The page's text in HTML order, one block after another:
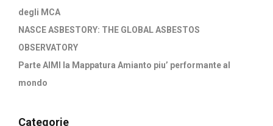
degli MCA
NASCE ASBESTORY: THE GLOBAL ASBESTOS
OBSERVATORY
Parte AIMI la Mappatura Amianto piu’ performante al
mondo
Categorie